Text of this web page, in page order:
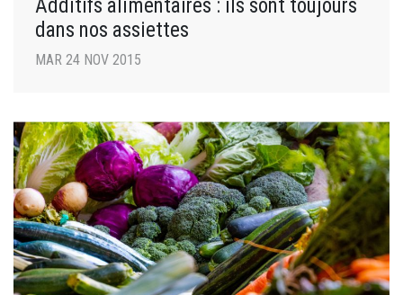
Additifs alimentaires : ils sont toujours
dans nos assiettes
MAR 24 NOV 2015